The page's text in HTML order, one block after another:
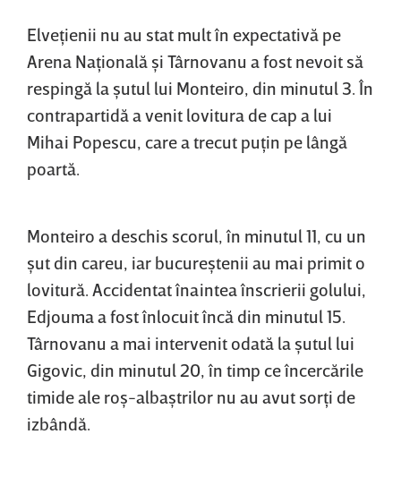
Elveţienii nu au stat mult în expectativă pe
Arena Naţională şi Târnovanu a fost nevoit să
respingă la şutul lui Monteiro, din minutul 3. În
contrapartidă a venit lovitura de cap a lui
Mihai Popescu, care a trecut puţin pe lângă
poartă.
Monteiro a deschis scorul, în minutul 11, cu un
şut din careu, iar bucureştenii au mai primit o
lovitură. Accidentat înaintea înscrierii golului,
Edjouma a fost înlocuit încă din minutul 15.
Târnovanu a mai intervenit odată la şutul lui
Gigovic, din minutul 20, în timp ce încercările
timide ale roş-albaştrilor nu au avut sorţi de
izbândă.